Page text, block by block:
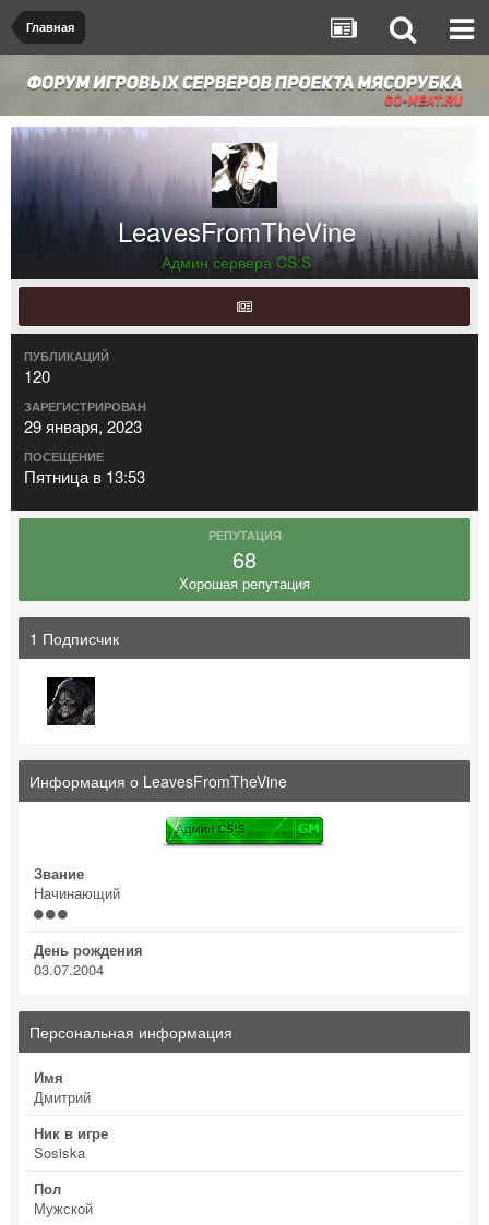
Главная
LeavesFromTheVine
Админ сервера CS:S
ПУБЛИКАЦИЙ
120
ЗАРЕГИСТРИРОВАН
29 января, 2023
ПОСЕЩЕНИЕ
Пятница в 13:53
РЕПУТАЦИЯ
68
Хорошая репутация
1 Подписчик
Информация о LeavesFromTheVine
Звание
Начинающий
День рождения
03.07.2004
Персональная информация
Имя
Дмитрий
Ник в игре
Sosiska
Пол
Мужской